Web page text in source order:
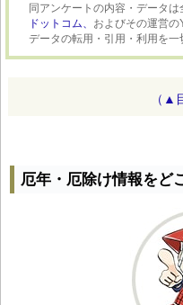
同アンケートの内容・データは
ドットコム、 およびその運営の
データの転用・引用・利用を一
（▲
厄年・厄除け情報をど